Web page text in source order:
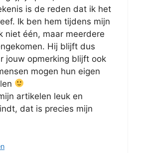
is de reden dat ik het
Ik ben hem tijdens mijn
niet één, maar meerdere
Hij blijft dus
jouw opmerking blijft ook
mogen hun eigen
artikelen leuk en
dat is precies mijn